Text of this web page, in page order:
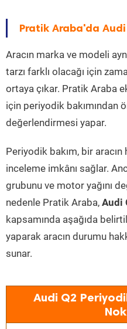
Pratik Araba'da Audi
Aracın marka ve modeli
tarzı farklı olacağı için
ortaya çıkar. Pratik Araba
için periyodik bakımından
değerlendirmesi yapar.
Periyodik bakım, bir
inceleme imkânı sağlar.
grubunu ve motor yağını
nedenle Pratik Araba, Audi
kapsamında aşağıda
yaparak aracın durumu
sunar.
Audi Q2